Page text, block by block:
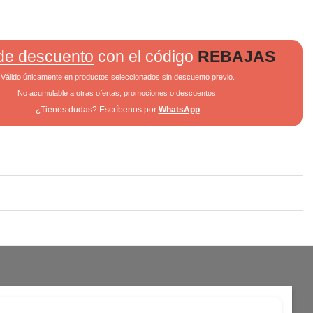
descuento con el código REBAJAS
Válido únicamente en productos seleccionados sin descuento previo.
No acumulable a otras ofertas, promociones o descuentos.
¿Tienes dudas? Escríbenos por WhatsApp